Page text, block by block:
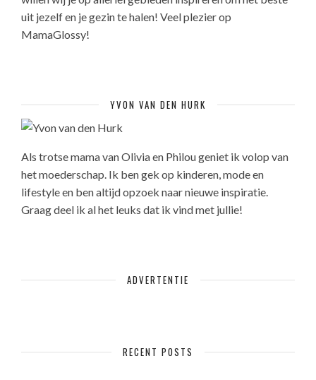
uit jezelf en je gezin te halen! Veel plezier op
MamaGlossy!
YVON VAN DEN HURK
Als trotse mama van Olivia en Philou geniet ik volop van
het moederschap. Ik ben gek op kinderen, mode en
lifestyle en ben altijd opzoek naar nieuwe inspiratie.
Graag deel ik al het leuks dat ik vind met jullie!
ADVERTENTIE
RECENT POSTS